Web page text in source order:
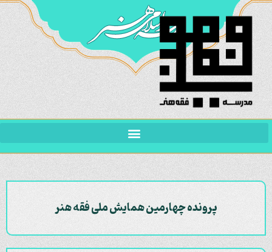
پرونده چهارمین همایش ملی فقه هنر